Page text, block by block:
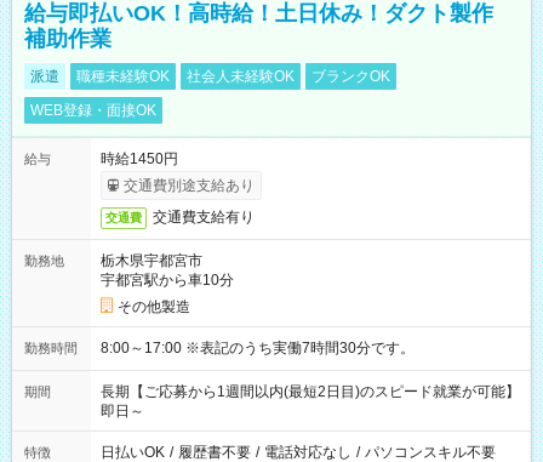
給与即払いOK！高時給！土日休み！ダクト製作
補助作業
派遣 職種未経験OK 社会人未経験OK
ブランクOK
WEB登録・面接OK
給与
時給1450円
交通費別途支給あり
交通費 交通費支給有り
勤務地
栃木県宇都宮市
宇都宮駅から車10分
その他製造
勤務時間 8:00～17:00 ※表記のうち実働7時間30分です。
期間
長期【ご応募から1週間以内(最短2日目)のスピード就業が可能】
即日～
特徴 日払いOK / 履歴書不要 / 電話対応なし / パソコンスキル不要